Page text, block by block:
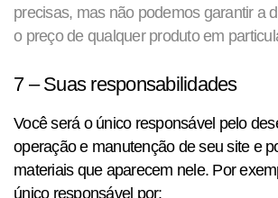
precisas, mas não podemos garantir a
o preço de qualquer produto em
7 – Suas responsabilidades
Você será o único responsável pelo
operação e manutenção de seu site e
materiais que aparecem nele. Por
único responsável por: